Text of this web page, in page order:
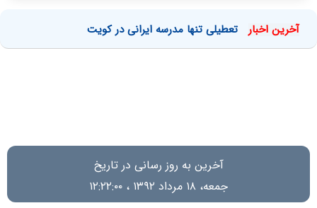
آخرین اخبار تعطیلی تنها مدرسه ایرانی در کویت
آخرین به روز رسانی در تاریخ
جمعه، ۱۸ مرداد ۱۳۹۲ ، ۱۲:۲۲:۰۰